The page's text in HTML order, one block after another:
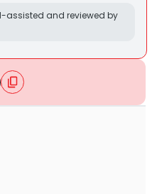
assisted and reviewed by